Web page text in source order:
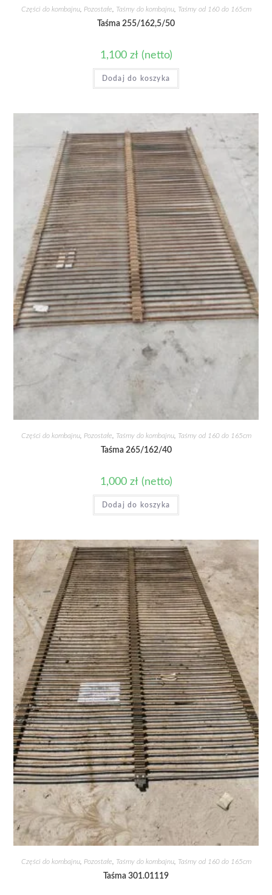
Części do kombajnu, Pozostałe Taśmy do kombajnu, Taśmy od 160 do 165cm
Taśma 255/162,5/50
1,100 zł (netto)
Dodaj do koszyka
Części do kombajnu, Pozostałe Taśmy do kombajnu, Taśmy od 160 do 165cm
Taśma 265/162/40
1,000 zł (netto)
Dodaj do koszyka
Części do kombajnu, Pozostałe Taśmy do kombajnu, Taśmy od 160 do 165cm
Taśma 301.01119